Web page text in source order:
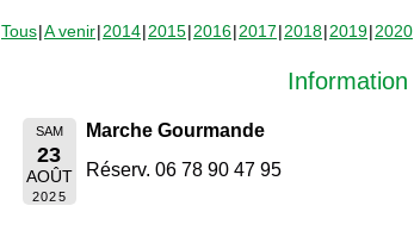
Tous A venir 2014 2015 2016 2017 2018 2019 2020
SAM
23
AOÛT
2025
Marche Gourmande
Réserv. 06 78 90 47 95